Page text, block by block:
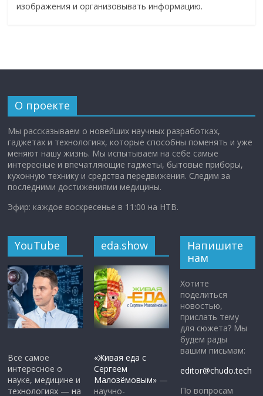
изображения и организовывать информацию.
О проекте
Мы рассказываем о новейших научных разработках,
гаджетах и технологиях, которые способны поменять и уже
меняют нашу жизнь. Мы испытываем на себе самые
интересные и впечатляющие гаджеты, бытовые приборы,
кухонную технику и средства передвижения. Следим за
последними достижениями медицины.
Эфир: каждое воскресенье в 11:00 на НТВ.
YouTube
Всё самое
интересное о
науке, медицине и
технологиях — на
eda.show
«Живая еда с
Сергеем
Малозёмовым» —
научно-
Напишите
нам
Хотите
поделиться
новостью,
прислать тему
для сюжета? Мы
будем рады
вашим письмам:
editor@chudo.tech
По вопросам